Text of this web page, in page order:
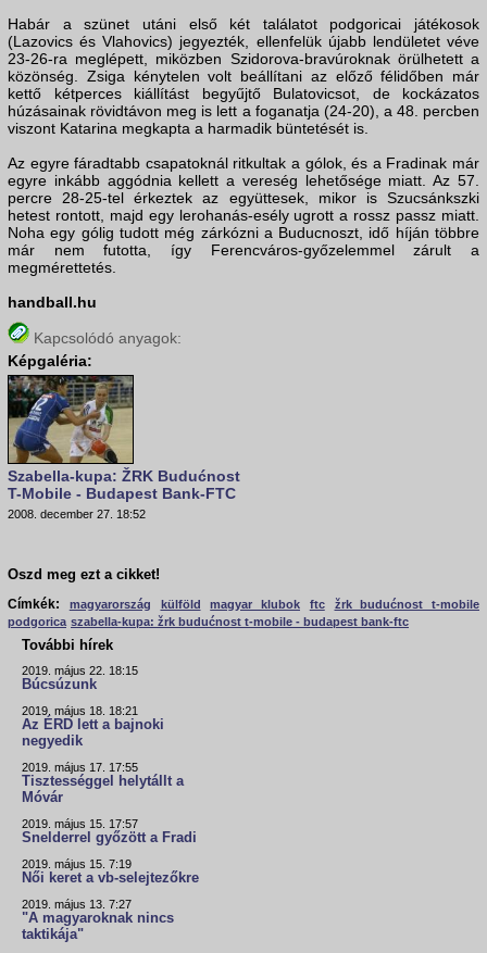
Habár a szünet utáni első két találatot podgoricai játékosok
(Lazovics és Vlahovics) jegyezték, ellenfelük újabb lendületet véve
23-26-ra meglépett, miközben Szidorova-bravúroknak örülhetett a
közönség. Zsiga kénytelen volt beállítani az előző félidőben már
kettő kétperces kiállítást begyűjtő Bulatovicsot, de kockázatos
húzásainak rövidtávon meg is lett a foganatja (24-20), a 48. percben
viszont Katarina megkapta a harmadik büntetését is.
Az egyre fáradtabb csapatoknál ritkultak a gólok, és a Fradinak már
egyre inkább aggódnia kellett a vereség lehetősége miatt. Az 57.
percre 28-25-tel érkeztek az együttesek, mikor is Szucsánkszki
hetest rontott, majd egy lerohanás-esély ugrott a rossz passz miatt.
Noha egy gólig tudott még zárkózni a Buducnoszt, idő híján többre
már nem futotta, így Ferencváros-győzelemmel zárult a
megmérettetés.
handball.hu
Kapcsolódó anyagok:
Képgaléria:
Szabella-kupa: ŽRK Budućnost
T-Mobile - Budapest Bank-FTC
2008. december 27. 18:52
Oszd meg ezt a cikket!
Címkék:
magyarország külföld magyar klubok ftc
žrk budućnost t-mobile
podgorica szabella-kupa: žrk budućnost t-mobile - budapest bank-ftc
További hírek
2019. május 22. 18:15
Búcsúzunk
2019. május 18. 18:21
Az ÉRD lett a bajnoki
negyedik
2019. május 17. 17:55
Tisztességgel helytállt a
Móvár
2019. május 15. 17:57
Snelderrel győzött a Fradi
2019. május 15. 7:19
Női keret a vb-selejtezőkre
2019. május 13. 7:27
"A magyaroknak nincs
taktikája"